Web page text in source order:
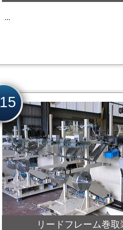
...
15
リードフレーム巻取